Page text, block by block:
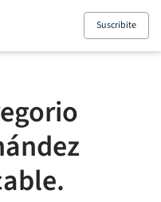
Suscribite